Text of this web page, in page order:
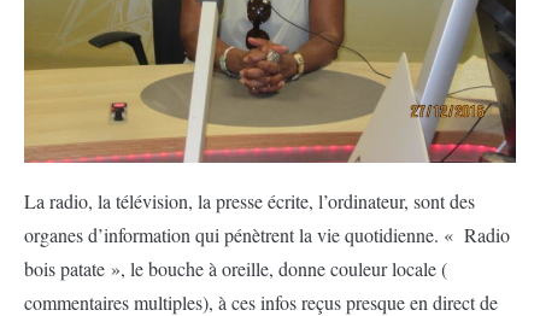
La radio, la télévision, la presse écrite, l’ordinateur, sont des
organes d’information qui pénètrent la vie quotidienne. « Radio
bois patate », le bouche à oreille, donne couleur locale (
commentaires multiples), à ces infos reçus presque en direct de